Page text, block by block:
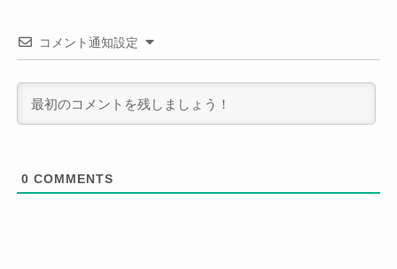
コメント通知設定
0 COMMENTS